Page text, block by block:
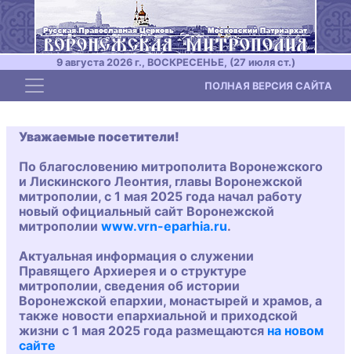
9 августа 2026 г., ВОСКРЕСЕНЬЕ, (27 июля ст.)
Toggle navigation ПОЛНАЯ ВЕРСИЯ САЙТА
Уважаемые посетители!
По благословению митрополита Воронежского
и Лискинского Леонтия, главы Воронежской
митрополии, с 1 мая 2025 года начал работу
новый официальный сайт Воронежской
митрополии www.vrn-eparhia.ru.
Актуальная информация о служении
Правящего Архиерея и о структуре
митрополии, сведения об истории
Воронежской епархии, монастырей и храмов, а
также новости епархиальной и приходской
жизни с 1 мая 2025 года размещаются на новом
сайте